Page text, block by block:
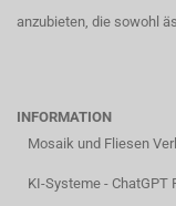
anzubieten, die sowohl
INFORMATION
Mosaik und Fliesen
KI-Systeme - ChatGPT